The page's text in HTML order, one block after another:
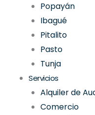
Popayán
Ibagué
Pitalito
Pasto
Tunja
Servicios
Alquiler de
Comercio